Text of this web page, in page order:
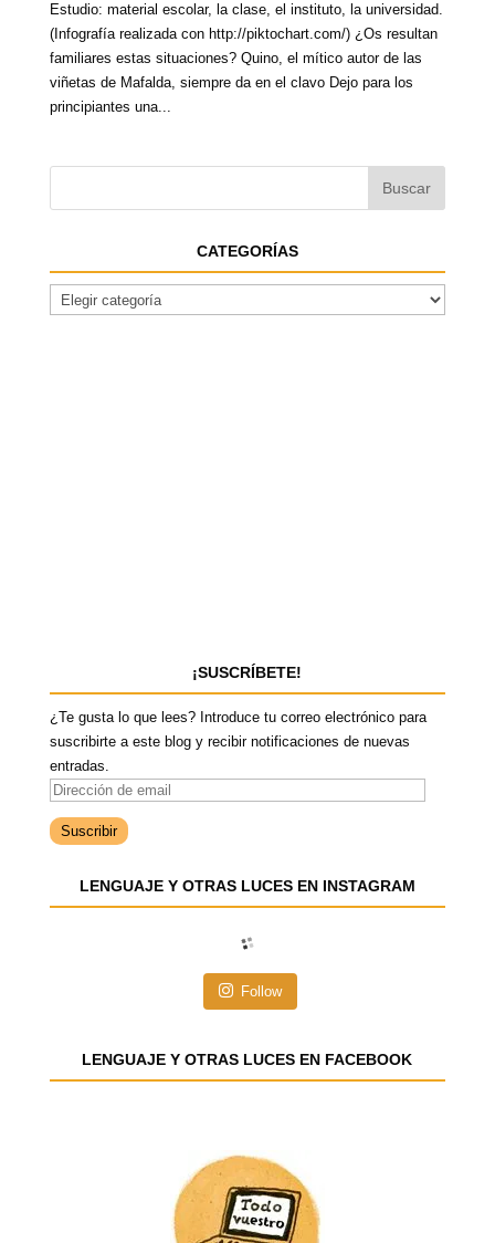
Estudio: material escolar, la clase, el instituto, la universidad.
(Infografía realizada con http://piktochart.com/) ¿Os resultan
familiares estas situaciones? Quino, el mítico autor de las
viñetas de Mafalda, siempre da en el clavo Dejo para los
principiantes una...
CATEGORÍAS
¡SUSCRÍBETE!
¿Te gusta lo que lees? Introduce tu correo electrónico para
suscribirte a este blog y recibir notificaciones de nuevas
entradas.
D
r
c
m
LENGUAJE Y OTRAS LUCES EN INSTAGRAM
Follow
LENGUAJE Y OTRAS LUCES EN FACEBOOK